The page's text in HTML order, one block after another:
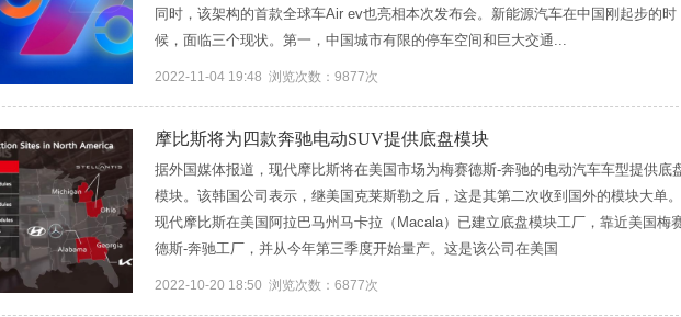
同时，该架构的首款全球车Air ev也亮相本次发布会。新能源汽车在中国刚起步的时
候，面临三个现状。第一，中国城市有限的停车空间和巨大交通...
2022-11-04 19:48 浏览次数：9877次
摩比斯将为四款奔驰电动SUV提供底盘模块
据外国媒体报道，现代摩比斯将在美国市场为梅赛德斯-奔驰的电动汽车车型提供底
模块。该韩国公司表示，继美国克莱斯勒之后，这是其第二次收到国外的模块大单。
现代摩比斯在美国阿拉巴马州马卡拉（Macala）已建立底盘模块工厂，靠近美国梅
德斯-奔驰工厂，并从今年第三季度开始量产。这是该公司在美国
2022-10-20 18:50 浏览次数：6877次